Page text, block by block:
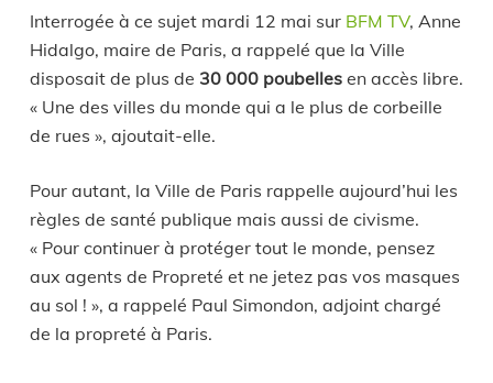
Interrogée à ce sujet mardi 12 mai surBFM TV, Anne
Hidalgo, maire de Paris, a rappelé que la Ville
disposait de plus de 30 000 poubellesen accès libre.
« Une des villes du monde qui a le plus de corbeille
de rues », ajoutait-elle.
Pour autant, la Ville de Paris rappelle aujourd’hui les
règles de santé publique mais aussi de civisme.
« Pour continuer à protéger tout le monde, pensez
aux agents de Propreté et ne jetez pas vos masques
au sol ! », a rappelé Paul Simondon, adjoint chargé
de la propreté à Paris.